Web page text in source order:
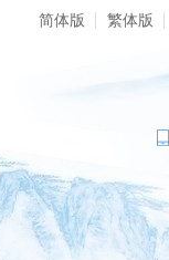
简体版 繁体版